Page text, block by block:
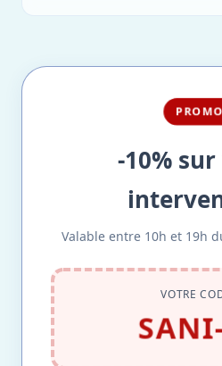
PROMO
-10%
Valable entre 10h et 19h
VOTRE